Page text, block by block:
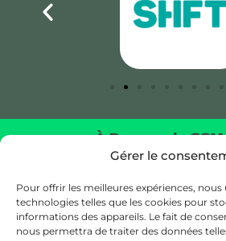
Gérer le
Pour offrir les meilleures expériences, nous
technologies telles que les cookies pour
informations des appareils. Le fait de
nous permettra de traiter des données
À Propos de
Ramener la nature au cœur de
créant un véritable écosystème
Nos Bureaux